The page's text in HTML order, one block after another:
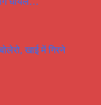
खाई में गिरने